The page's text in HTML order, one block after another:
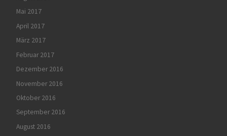
Mai 2017
April 2017
März 2017
Februar 2017
Dezember 2016
November 2016
Oktober 2016
September 2016
August 2016